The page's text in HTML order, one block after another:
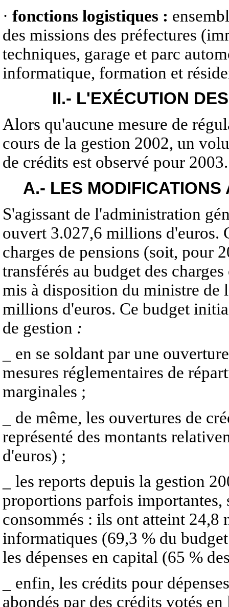
· fonctions logistiques :
des missions des préfectures
techniques, garage et parc
informatique, formation et
II.- L'EXÉCUTION
Alors qu'aucune mesure de
cours de la gestion 2002, un
de crédits est observé pour 2003.
A.- LES
S'agissant de l'administration
ouvert 3.027,6 millions d'euros.
charges de pensions (soit, pour
transférés au budget des
mis à disposition du ministre de
millions d'euros. Ce budget
de gestion :
en se soldant par une
mesures réglementaires de
marginales ;
de même, les ouvertures de
représenté des montants
d'euros) ;
les reports depuis la gestion
proportions parfois importantes,
consommés : ils ont atteint
informatiques (69,3 % du
les dépenses en capital (65 %
enfin, les crédits pour
abondés par des crédits votés